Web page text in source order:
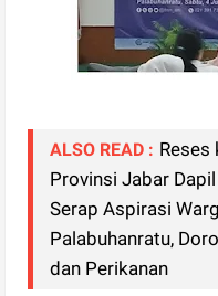
ALSO READ : Reses
Provinsi Jabar
Serap Aspirasi
Palabuhanratu,
dan Perikanan